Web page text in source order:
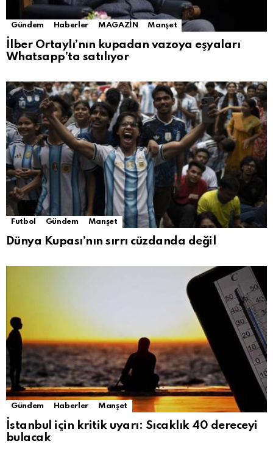
Gündem Haberler MAGAZİN Manşet
İlber Ortaylı’nın kupadan vazoya eşyaları
Whatsapp’ta satılıyor
Futbol Gündem Manşet
Dünya Kupası’nın sırrı cüzdanda değil
Gündem Haberler Manşet
İstanbul için kritik uyarı: Sıcaklık 40 dereceyi
bulacak